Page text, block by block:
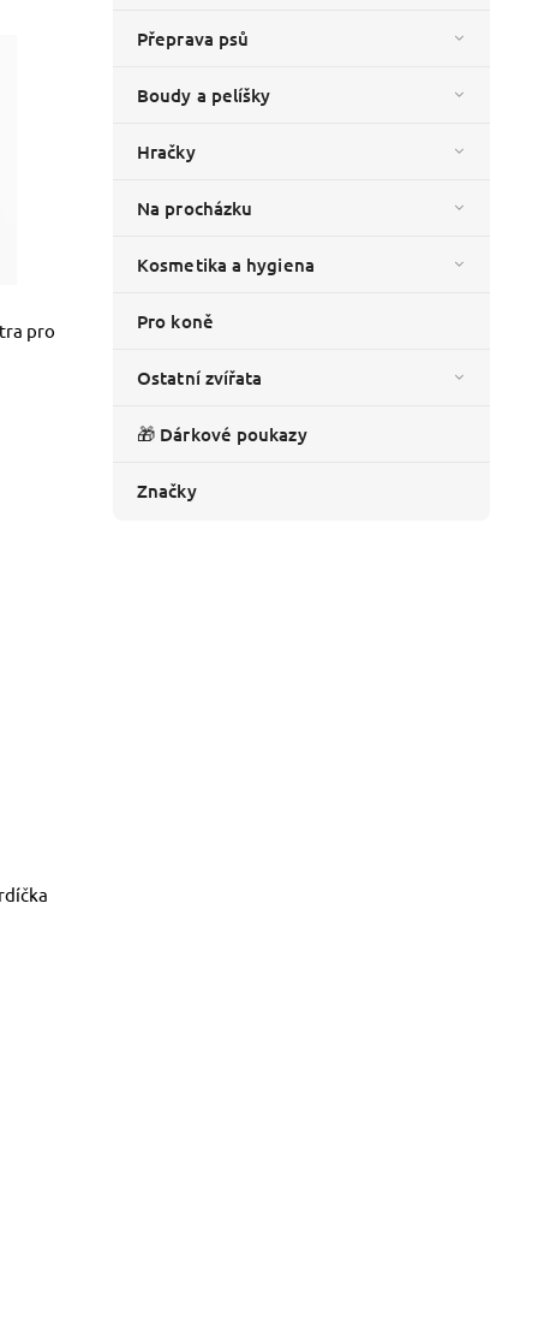
Přeprava psů
Boudy a pelíšky
Hračky
Na procházku
Kosmetika a hygiena
Pro koně
Ostatní zvířata
🎁 Dárkové poukazy
Značky
pro